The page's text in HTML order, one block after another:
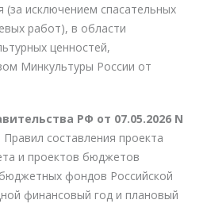
(за исключением спасательных
работ), в области
ценностей,
Минкультуры России от
РФ от 07.05.2026 N
составления проекта
и проектов бюджетов
фондов Российской
финансовый год и плановый